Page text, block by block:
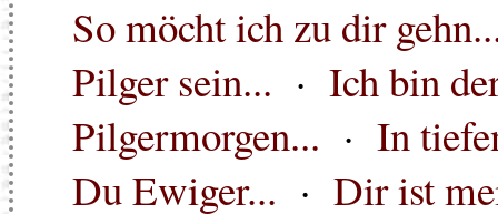
So möcht ich zu dir
Pilger sein... · Ich bin
Pilgermorgen... · In
Du Ewiger... · Dir ist